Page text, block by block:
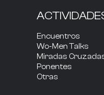
Encuentros
Wo-Men Talks
Miradas
Ponentes
Otras